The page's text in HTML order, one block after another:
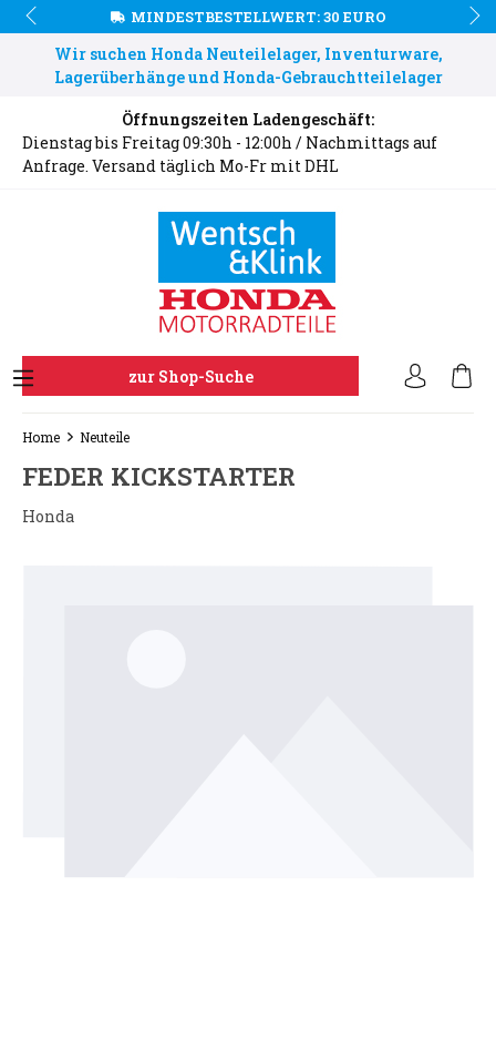
MINDESTBESTELLWERT: 30 EURO
Wir suchen Honda Neuteilelager, Inventurware,
Lagerüberhänge und Honda-Gebrauchtteilelager
Öffnungszeiten Ladengeschäft:
Dienstag bis Freitag 09:30h - 12:00h / Nachmittags auf
Anfrage. Versand täglich Mo-Fr mit DHL
zur Shop-Suche
Home Neuteile
FEDER KICKSTARTER
Honda